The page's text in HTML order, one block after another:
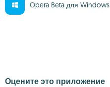
Opera Beta для Windows
Оцените это приложение